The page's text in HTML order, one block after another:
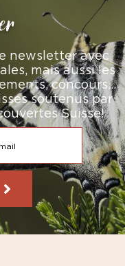
newsletter avec
mais aussi les
concours…
soutenus par
Suisse!